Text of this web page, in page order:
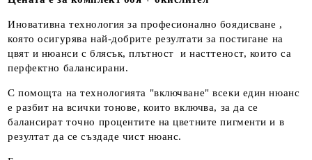
Иновативна технология за професионално боядисване ,
която осигурява най-добрите резултати за постигане на
цвят и нюанси с блясък, плътност и насттеност, които са
перфектно балансирани.
С помощта на технологията "включване" всеки един нюанс
е разбит на всички тонове, които включва, за да се
балансират точно процентите на цветните пигменти и в
резултат да се създаде чист нюанс.